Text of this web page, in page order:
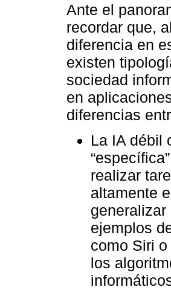
Ante el
recordar que,
diferencia en
existen
sociedad
en
diferencias
La IA débil
realizar
altamente
ejemplos
como Siri
los